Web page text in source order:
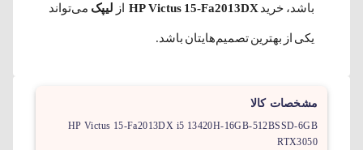
باشد، خرید HP Victus 15-Fa2013DX از لیپک می‌تواند
یکی از بهترین تصمیم‌هایتان باشد.
مشخصات کالا
HP Victus 15-Fa2013DX i5 13420H-16GB-512BSSD-6GB
RTX3050